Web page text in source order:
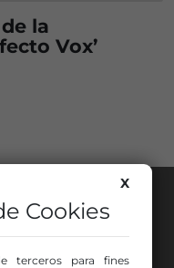
la
Vox’
con Más Música,
X
Cookies
terceros para fines